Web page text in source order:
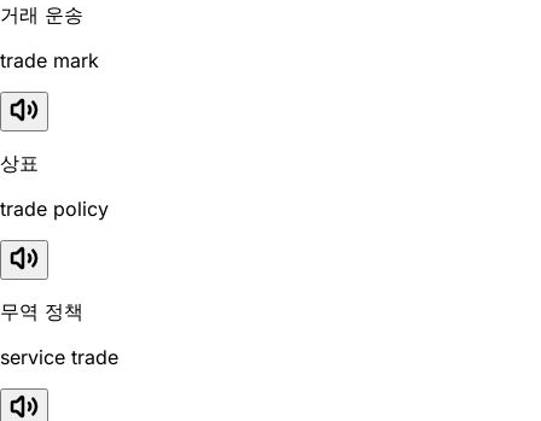
거래 운송
trade mark
상표
trade policy
무역 정책
service trade